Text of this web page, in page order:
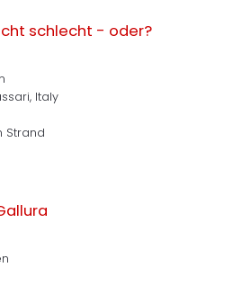
schlecht - oder?
Italy
Strand